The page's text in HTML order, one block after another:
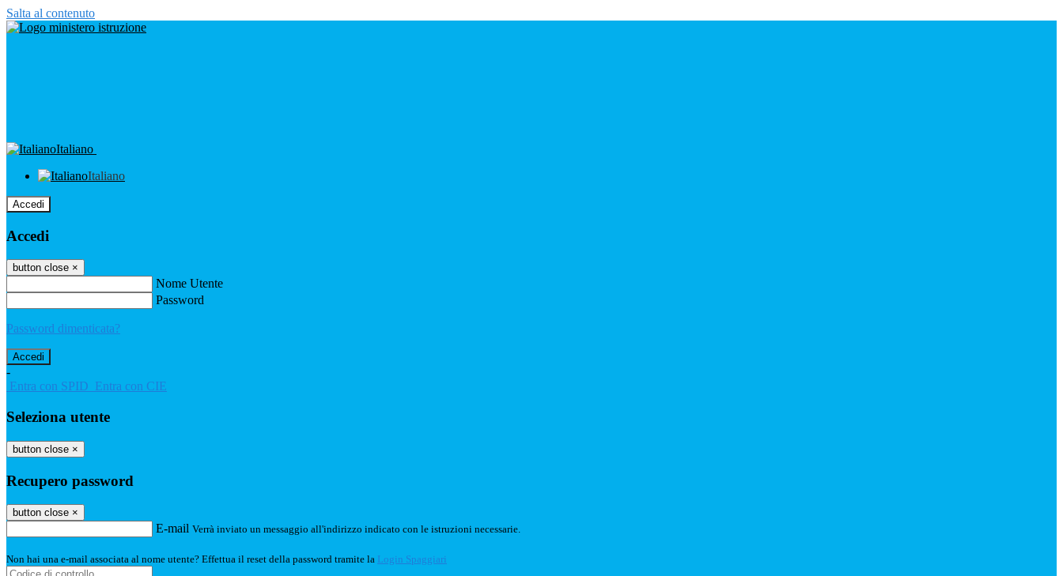
Salta al contenuto
Italiano
Italiano
Accedi
Accedi
button close ×
Nome Utente
Password
Password dimenticata?
-
Entra con SPID Entra con CIE
Seleziona utente
button close ×
Recupero password
button close ×
E-mail Verrà inviato un messaggio all'indirizzo indicato con le istruzioni necessarie.
Non hai una e-mail associata al nome utente? Effettua il reset della password tramite la Login Spaggiari